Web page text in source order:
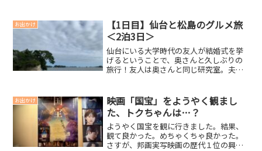
色合いの部屋すごく広く感じます大きい
ベット...
お出かけ
【1日目】仙台と松島のグルメ旅
＜2泊3日＞
仙台にいる大学時代の友人が結婚式を挙
げるということで、奥さんと久しぶりの
旅行！友人は奥さんと同じ研究室。夫婦
行もできてなかったし、学生時代の友人
に会うのも久しぶり。楽し...
お出かけ
映画「国宝」をようやく観まし
た、トクちゃんは…？
ようやく国宝を観に行きました。結果、
観て良かった。めちゃくちゃ良かった。
さすが、邦画実写映画の歴代１位の興行